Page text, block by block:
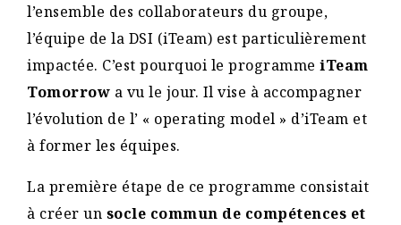
l’ensemble des collaborateurs du groupe,
l’équipe de la DSI (iTeam) est particulièrement
impactée. C’est pourquoi le programme iTeam
Tomorrow a vu le jour. Il vise à accompagner
l’évolution de l’ « operating model » d’iTeam et
à former les équipes.
La première étape de ce programme consistait
à créer un socle commun de compétences et